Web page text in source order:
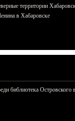
территории
в Хабаровске
библиотека Островского